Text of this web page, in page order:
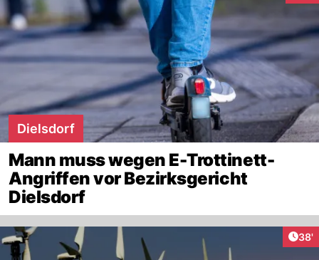
Dielsdorf
Mann muss wegen E-Trottinett-
Angriffen vor Bezirksgericht
Dielsdorf
38'